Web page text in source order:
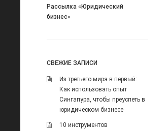
Рассылка «Юридический
бизнес»
СВЕЖИЕ ЗАПИСИ
Из третьего мира в первый:
Как использовать опыт
Сингапура, чтобы преуспеть в
юридическом бизнесе
10 инструментов